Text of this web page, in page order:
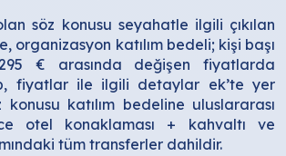
söz konusu seyahatle ilgili çıkılan
organizasyon katılım bedeli; kişi başı
€ arasında değişen fiyatlarda
fiyatlar ile ilgili detaylar ek’te yer
konusu katılım bedeline uluslararası
otel konaklaması + kahvaltı ve
tüm transferler dahildir.